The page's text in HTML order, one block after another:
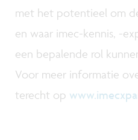
met het potentieel om
en waar imec-kennis, -
een bepalende rol
Voor meer informatie
terecht op